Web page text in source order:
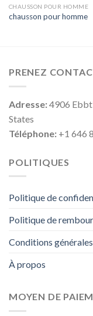
CHAUSSON POUR HOMME
chausson pour homme
PRENEZ
Adresse:4906
States
Téléphone: +1 646
POLITIQUES
Politique de
Politique de
Conditions générales
À propos
MOYEN DE